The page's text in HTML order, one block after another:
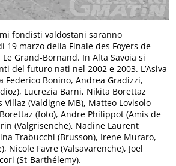
fondisti valdostani saranno
19 marzo della Finale des Foyers de
Grand-Bornand. In Alta Savoia si
del futuro nati nel 2002 e 2003. L’Asiva
Federico Bonino, Andrea Gradizzi,
Lucrezia Barni, Nikita Borettaz
Villaz (Valdigne MB), Matteo Lovisolo
(foto), Andre Philippot (Amis de
(Valgrisenche), Nadine Laurent
Trabucchi (Brusson), Irene Muraro,
Nicole Favre (Valsavarenche), Joel
(St-Barthélemy).